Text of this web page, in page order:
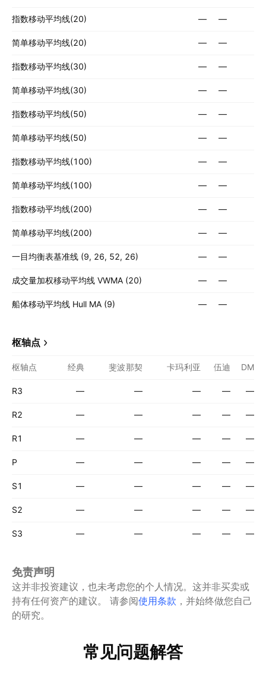
指数移动平均线(20) — —
简单移动平均线(20) — —
指数移动平均线(30) — —
简单移动平均线(30) — —
指数移动平均线(50) — —
简单移动平均线(50) — —
指数移动平均线(100) — —
简单移动平均线(100) — —
指数移动平均线(200) — —
简单移动平均线(200) — —
一目均衡表基准线 (9, 26, 52, 26) — —
成交量加权移动平均线 VWMA (20) — —
船体移动平均线 Hull MA (9) — —
枢轴点
枢轴点 经典 斐波那契 卡玛利亚 伍迪 DM
R3 — — — — —
R2 — — — — —
R1 — — — — —
P — — — — —
S1 — — — — —
S2 — — — — —
S3 — — — — —
免责声明
这并非投资建议，也未考虑您的个人情况。这并非买卖或
持有任何资产的建议。
请参阅使用条款 ，并始终做您自己
的研究。
常见问题解答